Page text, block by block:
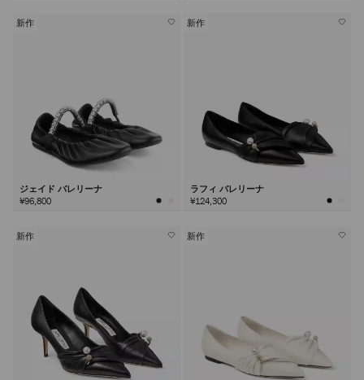
新作
ジェイド バレリーナ
¥96,800
新作
ラフィ バレリーナ
¥124,300
新作 新作